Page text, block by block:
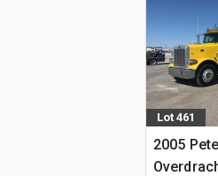
Lot 461
2005